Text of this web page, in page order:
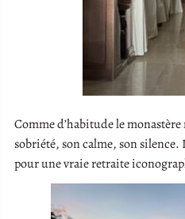
Comme d’habitude le
sobriété, son calme, son silence.
pour une vraie retraite